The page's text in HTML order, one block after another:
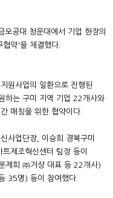
공대 청운대에서 기업 현장의
약'을 체결했다.
원사업의 일환으로 진행된
하는 구미 지역 기업 22개사와
매칭을 위한 협약이다.
사업단장, 이승희 경북구미
제조혁신센터 팀장 등이
제희 ㈜거상 대표 등 22개사)
35명) 등이 참여했다.